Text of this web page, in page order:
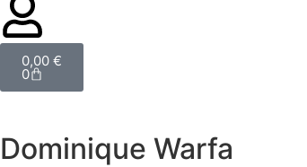
0,00 €
0
Dominique Warfa